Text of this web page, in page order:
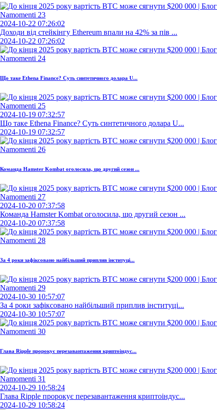
2024-10-22 07:26:02
Доходи від стейкінгу Ethereum впали на 42% за пів ...
2024-10-22 07:26:02
Що таке Ethena Finance? Суть синтетичного долара U...
2024-10-19 07:32:57
Що таке Ethena Finance? Суть синтетичного долара U...
2024-10-19 07:32:57
Команда Hamster Kombat оголосила, що другий сезон ...
2024-10-20 07:37:58
Команда Hamster Kombat оголосила, що другий сезон ...
2024-10-20 07:37:58
За 4 роки зафіксовано найбільший приплив інституці...
2024-10-30 10:57:07
За 4 роки зафіксовано найбільший приплив інституці...
2024-10-30 10:57:07
Глава Ripple пророкує перезавантаження криптоіндус...
2024-10-29 10:58:24
Глава Ripple пророкує перезавантаження криптоіндус...
2024-10-29 10:58:24